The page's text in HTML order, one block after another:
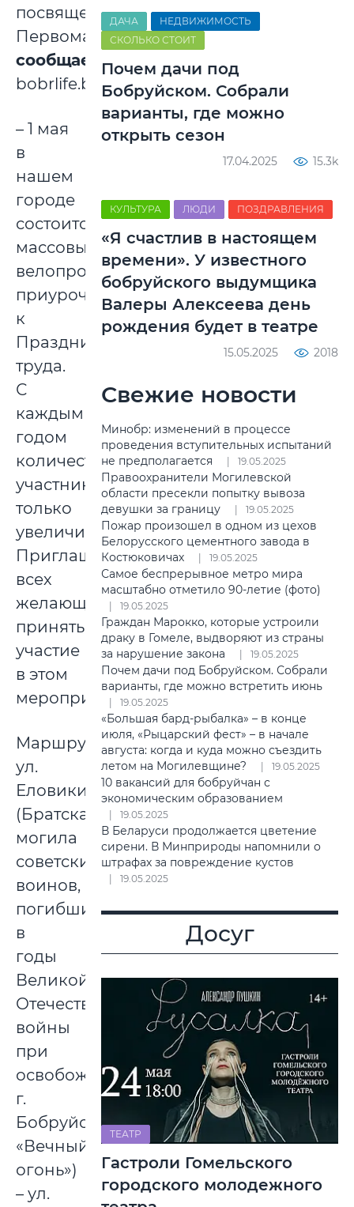
посвященный
Первомаю,
сообщает
bobrlife.by.
– 1 мая
в
нашем
городе
состоится
массовый
велопробег,
приуроченный
к
Празднику
труда.
С
каждым
годом
количество
участников
только
увеличивается.
Приглашаем
всех
желающих
принять
участие
в этом
мероприятии.
Маршрут:
ул.
Еловики
(Братская
могила
советских
воинов,
погибших
в
годы
Великой
Отечественной
войны
при
освобождении
г.
Бобруйска
«Вечный
огонь»)
– ул.
ДАЧА
НЕДВИЖИМОСТЬ
СКОЛЬКО СТОИТ
Почем дачи под
Бобруйском. Собрали
варианты, где можно
открыть сезон
17.04.2025 15.3k
КУЛЬТУРА ЛЮДИ ПОЗДРАВЛЕНИЯ
«Я счастлив в настоящем
времени». У известного
бобруйского выдумщика
Валеры Алексеева день
рождения будет в театре
15.05.2025 2018
Свежие новости
Минобр: изменений в процессе
проведения вступительных испытаний
не предполагается
19.05.2025
Правоохранители Могилевской
области пресекли попытку вывоза
девушки за границу
19.05.2025
Пожар произошел в одном из цехов
Белорусского цементного завода в
Костюковичах
19.05.2025
Самое беспрерывное метро мира
масштабно отметило 90-летие (фото)
19.05.2025
Граждан Марокко, которые устроили
драку в Гомеле, выдворяют из страны
за нарушение закона
19.05.2025
Почем дачи под Бобруйском. Собрали
варианты, где можно встретить июнь
19.05.2025
«Большая бард-рыбалка» – в конце
июля, «Рыцарский фест» – в начале
августа: когда и куда можно съездить
летом на Могилевщине?
19.05.2025
10 вакансий для бобруйчан с
экономическим образованием
19.05.2025
В Беларуси продолжается цветение
сирени. В Минприроды напомнили о
штрафах за повреждение кустов
19.05.2025
Досуг
ТЕАТР
Гастроли Гомельского
городского молодежного